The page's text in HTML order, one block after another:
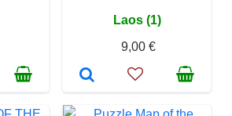
Laos (1)
9,00 €